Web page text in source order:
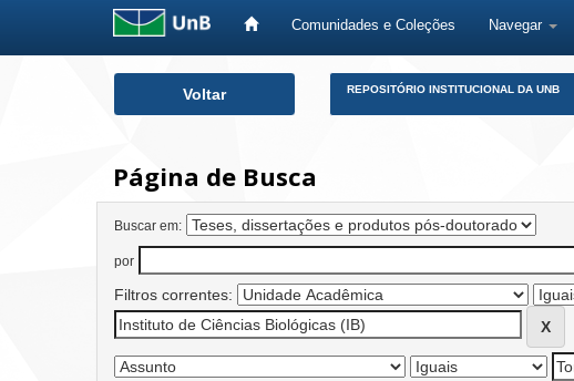
Comunidades e Coleções Navegar
Voltar REPOSITÓRIO INSTITUCIONAL DA UNB
Página de Busca
Buscar em:
por
Filtros correntes: